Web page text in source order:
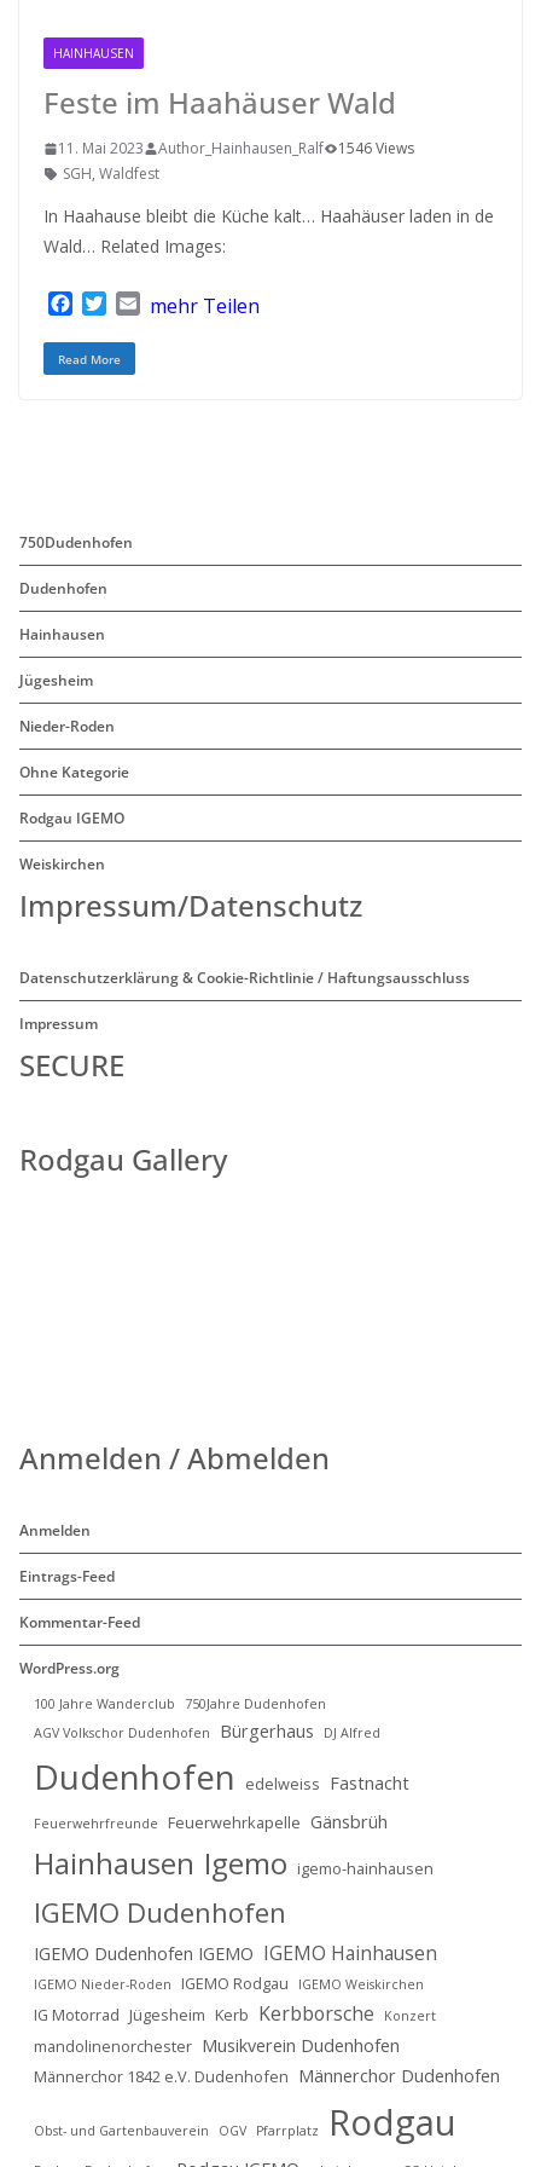
HAINHAUSEN
Feste im Haahäuser Wald
11. Mai 2023 Author_Hainhausen_Ralf
1546 Views
SGH, Waldfest
In Haahause bleibt die Küche kalt… Haahäuser laden in de
Wald… Related Images:
c
e
i
t
mehr Teilen
Read More
750Dudenhofen
Dudenhofen
Hainhausen
Jügesheim
Nieder-Roden
Ohne Kategorie
Rodgau IGEMO
Weiskirchen
Impressum/Datenschutz
Datenschutzerklärung & Cookie-Richtlinie / Haftungsausschluss
Impressum
SECURE
Rodgau Gallery
Anmelden / Abmelden
Anmelden
Eintrags-Feed
Kommentar-Feed
WordPress.org
100 Jahre Wanderclub
750Jahre Dudenhofen
AGV Volkschor Dudenhofen
Bürgerhaus DJ Alfred
Dudenhofen edelweiss Fastnacht
Feuerwehrfreunde Feuerwehrkapelle Gänsbrüh
Hainhausen Igemo igemo-hainhausen
IGEMO Dudenhofen
IGEMO Dudenhofen IGEMO IGEMO Hainhausen
IGEMO Nieder-Roden IGEMO Rodgau IGEMO Weiskirchen
IG Motorrad Jügesheim Kerb Kerbborsche Konzert
mandolinenorchester Musikverein Dudenhofen
Männerchor 1842 e.V. Dudenhofen Männerchor Dudenhofen
Obst- und Gartenbauverein OGV Pfarrplatz Rodgau